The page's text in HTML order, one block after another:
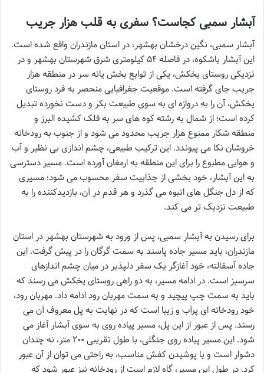
آبشار سمبی کجاست؟ سفری به قلب هزار جریب
آبشار سمبی، نگین درخشان بهشهر، در استان مازندران واقع شده است.
این آبشار باشکوه، در فاصله ۵۴ کیلومتری شرق شهرستان بهشهر و در
نزدیکی روستای یخکش، یکی از توابع بخش یانه سر در منطقه هزار
جریب جای گرفته است. موقعیت جغرافیایی منحصر به فرد روستای
یخکش، آن را به دروازه ای به سوی طبیعت بکر و دست نخورده تبدیل
کرده است؛ از شمال به رشته کوه های سر به فلک کشیده البرز و
منطقه شکار ممنوع هزار جریب محدود می شود و از جنوب به رودخانه
خروشان نکا می پیوندد. این ترکیب طبیعی، چشم اندازی بی نظیر و آب
و هوایی مطبوع را برای این منطقه به ارمغان آورده است. مسیر دسترسی
به این آبشار، خود بخشی از جذابیت سفر محسوب می شود؛ مسیری
که از دل جنگل های انبوه می گذرد و هر قدم در آن، بازدیدکننده را به
طبیعت نزدیک تر می کند.
برای رسیدن به آبشار سمبی، پس از ورود به شهرستان بهشهر در استان
مازندران، باید مسیر جاده پاسند به سمت گرگان را در پیش گرفت. این
جاده آسفالته، خود آغازگر یک سفر دلپذیر در میان چشم اندازهای
سرسبز است. در ادامه مسیر، به دو راهی روستای یخکش می رسند که
باید به سمت چپ پیچید و به سمت مهربان رود ادامه داد. مهربان رود،
خود رودخانه ای پرآب و زیبا است که در نهایت به پل معروف آن می
رسند. پس از عبور از این پل، مسیر پیاده روی به سوی آبشار آغاز می
شود. این مسیر پیاده روی جنگلی، با طول تقریبی ۲۰۰ متر، نه چندان
دشوار است و با پوشیدن کفش مناسب، به راحتی می توان از آن عبور
کرد. در طول این مسیر، گاه لازم است از رودخانه نیز عبور شود که